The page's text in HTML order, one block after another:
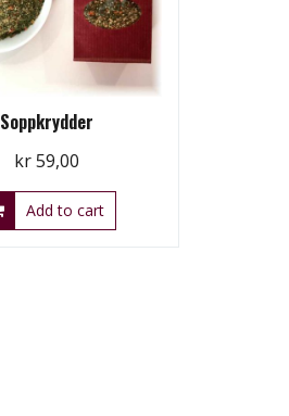
Soppkrydder
kr59,00
Add to cart